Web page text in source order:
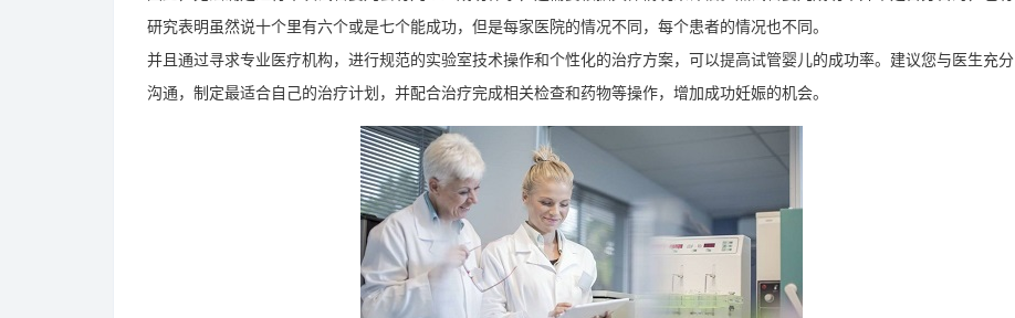
研究表明虽然说十个里有六个或是七个能成功，但是每家医院的情况不同，每个患者的情况也不同。
并且通过寻求专业医疗机构，进行规范的实验室技术操作和个性化的治疗方案，可以提高试管婴儿的成功率。建议您与医生充分
沟通，制定最适合自己的治疗计划，并配合治疗完成相关检查和药物等操作，增加成功妊娠的机会。